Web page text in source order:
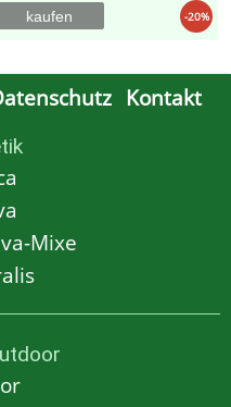
-20%
kaufen
Kontakt
Mixe